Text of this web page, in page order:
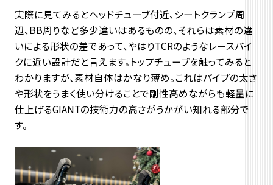
実際に見てみるとヘッドチューブ付近、シートクランプ周
辺、BB周りなど多少違いはあるものの、それらは素材の違
いによる形状の差であって、やはりTCRのようなレースバイ
クに近い設計だと言えます。トップチューブを触ってみると
わかりますが、素材自体はかなり薄め。これはパイプの太さ
や形状をうまく使い分けることで剛性高めながらも軽量に
仕上げるGIANTの技術力の高さがうかがい知れる部分で
す。